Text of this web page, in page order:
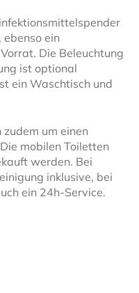
ein
Die Beleuchtung
ist optional
ein Waschtisch und
um einen
mobilen Toiletten
werden. Bei
inklusive, bei
ein 24h-Service.